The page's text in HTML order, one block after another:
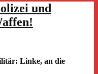
und
Linke, an die